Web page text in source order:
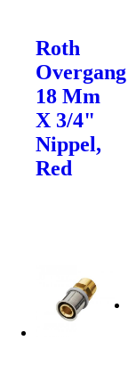
Roth
Overgang
18 Mm
X 3/4"
Nippel,
Red